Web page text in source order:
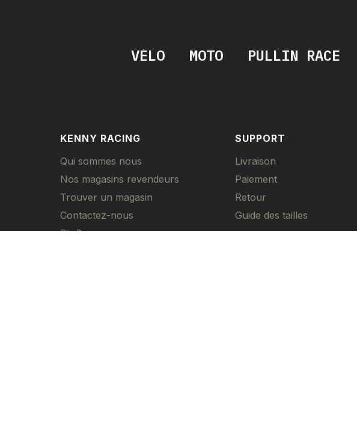
VÉLO MOTO PULLIN RACE
KENNY RACING
Qui sommes nous
Nos magasins revendeurs
Trouver un magasin
Contactez-nous
BtoB
SUPPORT
Livraison
Paiement
Retour
Guide des tailles